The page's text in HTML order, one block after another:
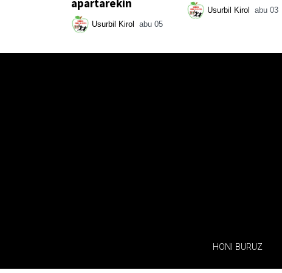
Usurbil Kirol abu 05
Usurbil Kirol abu 03
HONI BURUZ